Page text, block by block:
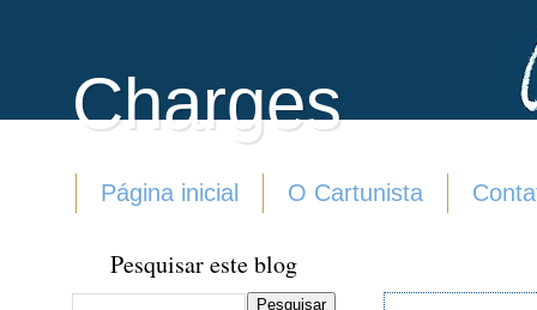
Charges
Página inicial O Cartunista
Pesquisar este blog